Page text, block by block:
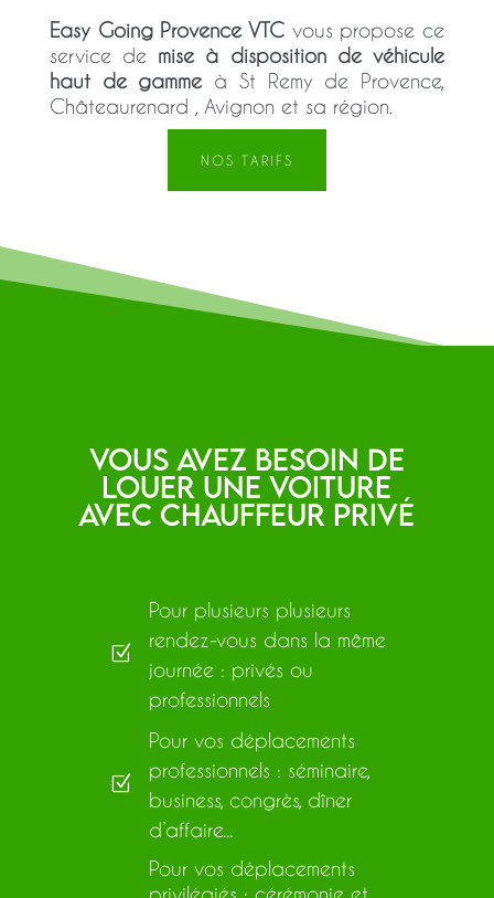
Easy Going Provence VTC vous propose ce
service de mise à disposition de véhicule
haut de gammeà St Remy de Provence,
Châteaurenard , Avignon et sa région.
NOS TARIFS
Vous avez besoin de
louer une voiture
avec chauffeur privé
Z
Pour plusieurs plusieurs
rendez-vous dans la même
journée : privés ou
professionnels
Z
Pour vos déplacements
professionnels : séminaire,
business, congrès, dîner
d’affaire...
Pour vos déplacements
privilégiés : cérémonie et